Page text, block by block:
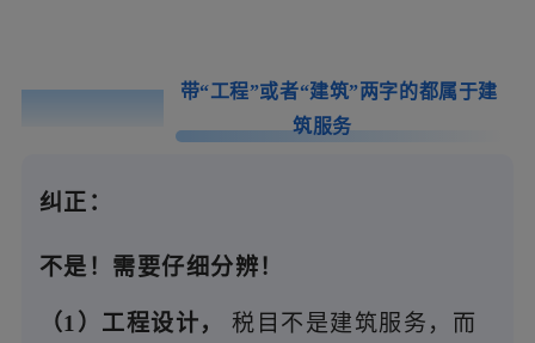
带“工程”或者“建筑”两字的都属于建
筑服务
纠正：
不是！需要仔细分辨！
（1）工程设计，税目不是建筑服务，而